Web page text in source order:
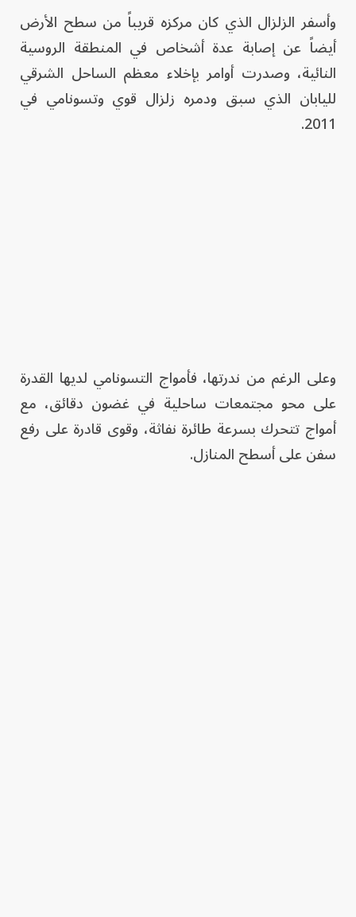
وأسفر الزلزال الذي كان مركزه قريباً من سطح الأرض
أيضاً عن إصابة عدة أشخاص في المنطقة الروسية
النائية، وصدرت أوامر بإخلاء معظم الساحل الشرقي
لليابان الذي سبق ودمره زلزال قوي وتسونامي في
2011.
وعلى الرغم من ندرتها، فأمواج التسونامي لديها القدرة
على محو مجتمعات ساحلية في غضون دقائق، مع
أمواج تتحرك بسرعة طائرة نفاثة، وقوى قادرة على رفع
سفن على أسطح المنازل.